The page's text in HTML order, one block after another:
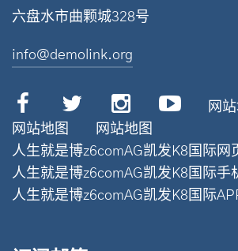
六盘水市曲颗城328号
info@demolink.org
网
网站地图
网站地图
人生就是博z6comAG凯发K8国际网
人生就是博z6comAG凯发K8国际手
人生就是博z6comAG凯发K8国际